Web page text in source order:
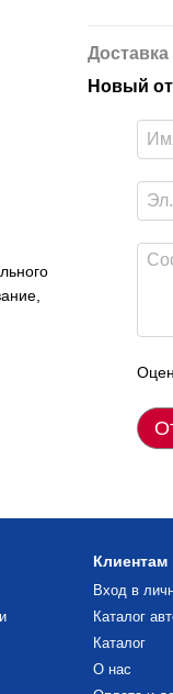
Доставка
Новый
Клиентам
Вход в
Каталог
Каталог
О нас